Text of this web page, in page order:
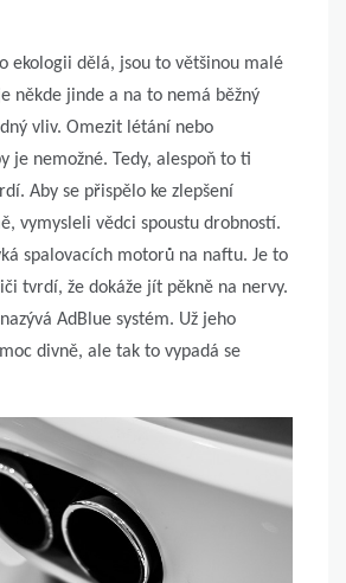
ekologii dělá, jsou to většinou malé
někde jinde a na to nemá běžný
vliv. Omezit létání nebo
je nemožné. Tedy, alespoň to ti
Aby se přispělo ke zlepšení
vymysleli vědci spoustu drobností.
spalovacích motorů na naftu. Je to
tvrdí, že dokáže jít pěkně na nervy.
AdBlue systém. Už jeho
divně, ale tak to vypadá se